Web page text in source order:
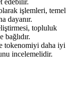
işlemleri, temel
dayanır.
topluluk
bağlıdır.
tokenomiyi daha iyi
incelemelidir.